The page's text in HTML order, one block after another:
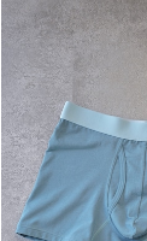
自分自身を整